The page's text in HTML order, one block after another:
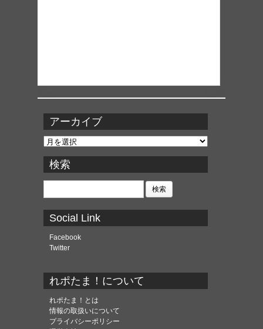
アーカイブ
ア
カ
イ
ブ
検索
検
Social Link
Facebook
Twitter
れポたま！について
れポたま！とは
情報の取扱いについて
プライバシーポリシー